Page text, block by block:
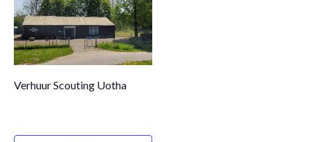
Verhuur Scouting Uotha